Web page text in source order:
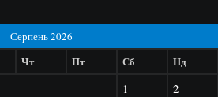
Серпень 2026
Чт Пт Сб Нд
1
2